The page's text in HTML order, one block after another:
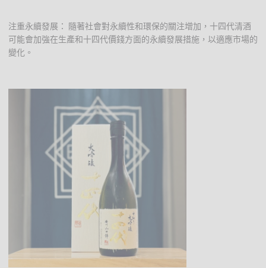
注重永續發展： 隨著社會對永續性和環保的關注增加，十四代清酒
可能會加強在生產和十四代價錢方面的永續發展措施，以適應市場的
變化。